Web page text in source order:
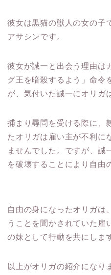
彼女は黒猫の獣人の女の子
アサシンです。
彼女が誠一と出会う理由は
グ王を暗殺するよう」命令
が、気付いた誠一にオリガ
捕まり尋問を受ける際に、
たオリガは雇い主が不利に
ませんでした。ですが、誠
を破壊することにより自由
自由の身になったオリガは
うことを聞かされていた雇
の妹として行動を共にしま
以上がオリガの紹介になり